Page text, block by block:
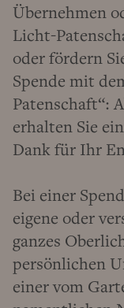
Übernehmen
Licht-
oder fördern
Spende mit
Patenschaft“:
erhalten Sie
Dank für Ihr
Bei einer
eigene oder
ganzes
persönlichen
einer vom